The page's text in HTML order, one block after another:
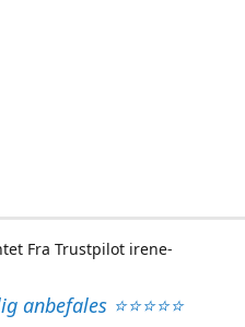
anbefales ⭐⭐⭐⭐⭐
Fra Trustpilot irene-